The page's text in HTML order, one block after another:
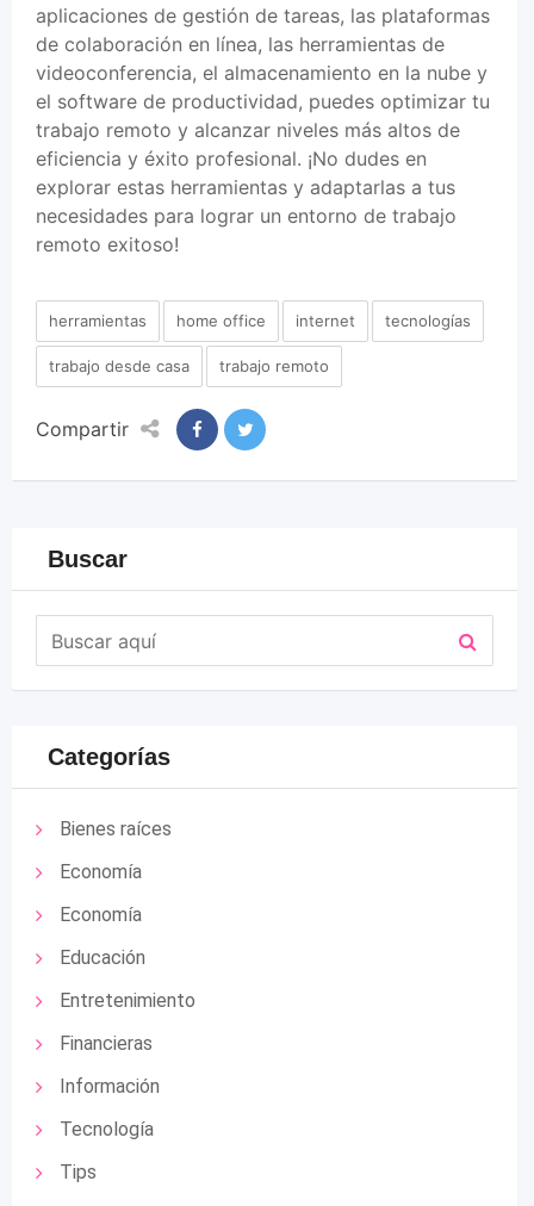
aplicaciones de gestión de tareas, las plataformas
de colaboración en línea, las herramientas de
videoconferencia, el almacenamiento en la nube y
el software de productividad, puedes optimizar tu
trabajo remoto y alcanzar niveles más altos de
eficiencia y éxito profesional. ¡No dudes en
explorar estas herramientas y adaptarlas a tus
necesidades para lograr un entorno de trabajo
remoto exitoso!
herramientas home office internet tecnologías
trabajo desde casa trabajo remoto
Compartir
Buscar
Categorías
Bienes raíces
Economía
Economía
Educación
Entretenimiento
Financieras
Información
Tecnología
Tips